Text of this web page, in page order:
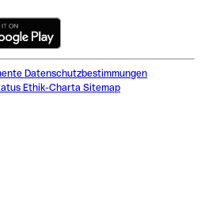
Datenschutzbestimmungen
Ethik-Charta Sitemap